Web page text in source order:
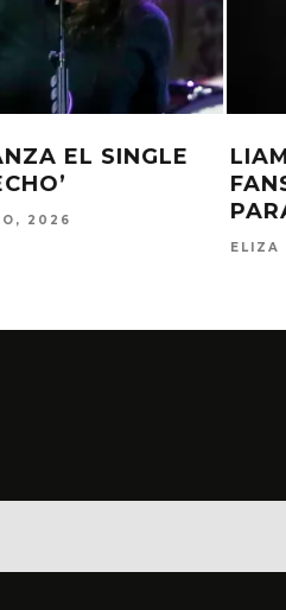
SINGLE
LIAM
FANS NO
PARA EL
ELIZA PÉREZ